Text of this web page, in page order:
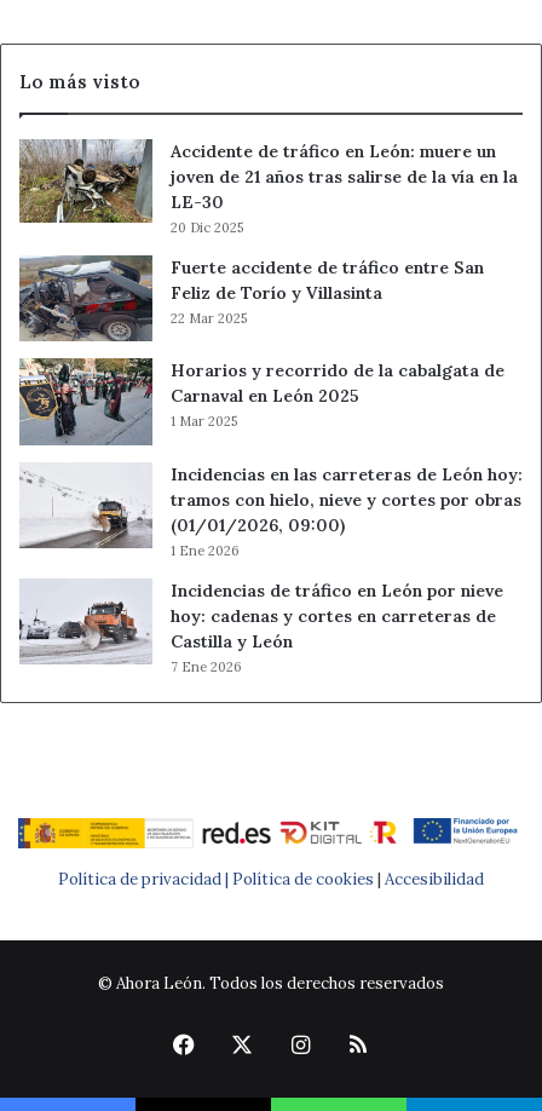
tocomocho
Lo más visto
Accidente de tráfico en León: muere un
joven de 21 años tras salirse de la vía en la
LE-30
20 Dic 2025
Fuerte accidente de tráfico entre San
Feliz de Torío y Villasinta
22 Mar 2025
Horarios y recorrido de la cabalgata de
Carnaval en León 2025
1 Mar 2025
Incidencias en las carreteras de León hoy:
tramos con hielo, nieve y cortes por obras
(01/01/2026, 09:00)
1 Ene 2026
Incidencias de tráfico en León por nieve
hoy: cadenas y cortes en carreteras de
Castilla y León
7 Ene 2026
Política de privacidad | Política de cookies | Accesibilidad
© Ahora León. Todos los derechos reservados
Facebook Instagram
RSS